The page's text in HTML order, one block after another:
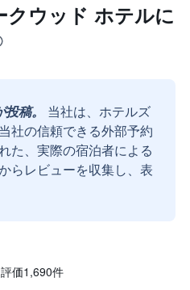
クウッド ホテルに
稿。
当社は、ホテルズ
社の信頼できる外部予約
た、実際の宿泊者による
らレビューを収集し、表
価1,690​件